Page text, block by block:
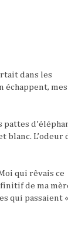
dans les
échappent, mes
pattes
blanc. L’odeur
qui rêvais ce
de ma
qui passaient